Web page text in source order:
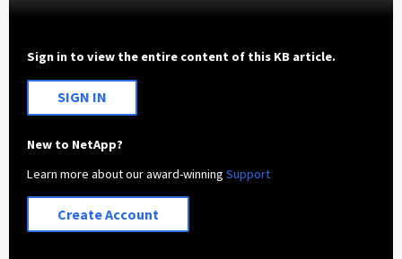
Sign in to view the entire content of this KB article.
SIGN IN
New to NetApp?
Learn more about our award-winningSupport
Create Account